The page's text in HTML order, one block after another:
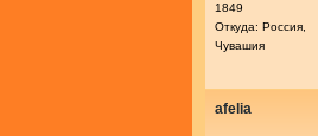
1849
Откуда: Россия,
Чувашия
afelia